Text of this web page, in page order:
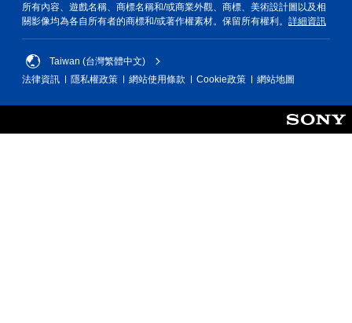
所有內容、遊戲名稱、商標名稱和/或商業外觀、商標、美術設計圖以及相
關影像均為各自所有者的商標和/或著作權素材。保留所有權利。 詳細資訊
Taiwan (台灣繁體中文)
法律資訊
隱私權政策 網站使用條款 Cookie政策 網站地圖